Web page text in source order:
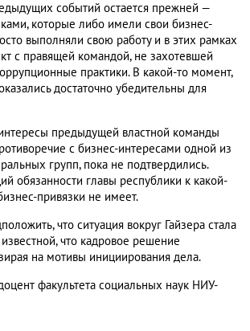
событий остается прежней —
которые либо имели свои бизнес-
выполняли свою работу и в этих рамках
с правящей командой, не захотевшей
практики. В какой-то момент,
достаточно убедительны для
предыдущей властной команды
с бизнес-интересами одной из
групп, пока не подтвердились.
обязанности главы республики к какой-
привязки не имеет.
что ситуация вокруг Гайзера стала
что кадровое решение
на мотивы инициирования дела.
факультета социальных наук НИУ-